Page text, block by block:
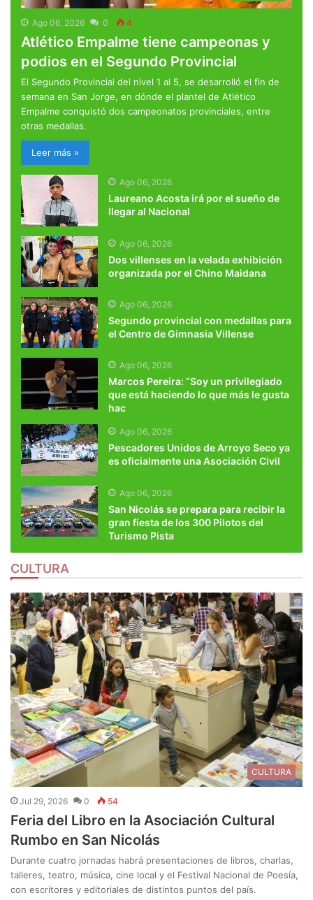
Ago 06, 2026 0 4
Atlético Empalme tiene campeonas y
podios en el Segundo Provincial
El Segundo Provincial del nivel 1 al 5, se desarrolló el fin de
semana en San Jorge, en dónde el plantel de Atlético
Empalme conquistó dos campeonatos provinciales, entre
otras medallas.
Leer más »
Ago 06, 2026
Laureano Acosta irá por el sueño de
llegar al Nacional
Ago 06, 2026
Dos villenses en la velada exhibición
organizada por el Chino Maidana
Ago 06, 2026
Segundo provincial con medallas para
el Centro de Gimnasia Villense
Ago 06, 2026
Marcos Pereira: “Soy un privilegiado
que está haciendo lo que más le gusta
hac
Ago 06, 2026
Pescadores Unidos de Arroyo Seco ya
es oficialmente una Asociación Civil
Ago 06, 2026
San Nicolás se prepara para recibir la
gran fiesta de los 300 Pilotos del
Turismo Pista
CULTURA
CULTURA
Jul 29, 2026 0 54
Feria del Libro en la Asociación Cultural
Rumbo en San Nicolás
Durante cuatro jornadas habrá presentaciones de libros, charlas,
talleres, teatro, música, cine local y el Festival Nacional de Poesía,
con escritores y editoriales de distintos puntos del país.